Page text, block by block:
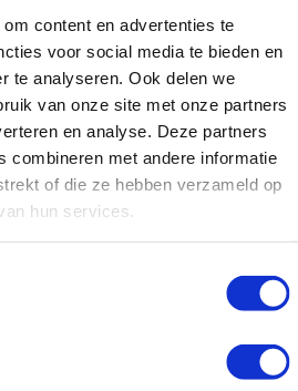
content en advertenties te
voor social media te bieden en
te analyseren. Ook delen we
van onze site met onze partners
en analyse. Deze partners
combineren met andere informatie
of die ze hebben verzameld op
hun services.
meer verkeer
in 2026
beslissen sneller...
2 januari 2026